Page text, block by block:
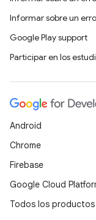
Informar sobre un
Google Play support
Participar en los
Android
Chrome
Firebase
Google Cloud
Todos los productos